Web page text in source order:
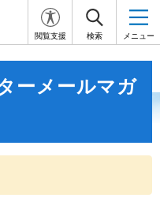
閲覧支援 検索 メニュー
ーメールマガ